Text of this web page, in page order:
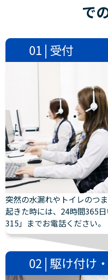
で
01 | 受付
突然の水漏れやトイレのつ
起きた時には、24時間365
315」までお電話ください。
02 | 駆け付け